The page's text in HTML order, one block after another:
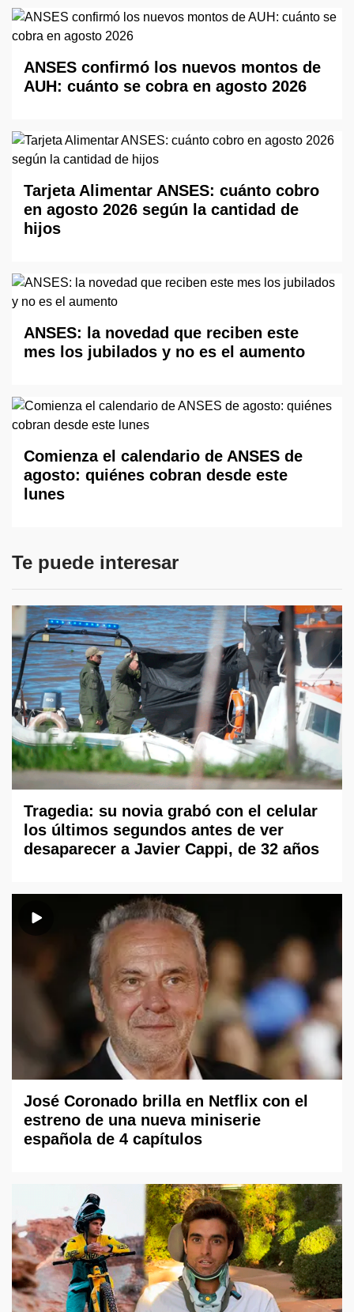
ANSES confirmó los nuevos montos de
AUH: cuánto se cobra en agosto 2026
Tarjeta Alimentar ANSES: cuánto cobro
en agosto 2026 según la cantidad de
hijos
ANSES: la novedad que reciben este
mes los jubilados y no es el aumento
Comienza el calendario de ANSES de
agosto: quiénes cobran desde este
lunes
Te puede interesar
Tragedia: su novia grabó con el celular
los últimos segundos antes de ver
desaparecer a Javier Cappi, de 32 años
José Coronado brilla en Netflix con el
estreno de una nueva miniserie
española de 4 capítulos